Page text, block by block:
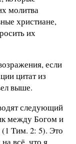
молитва
христиане,
их
если
цитат из
выше.
следующий
между Богом и
Тим. 2: 5). Это